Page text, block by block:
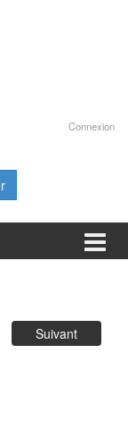
Connexion
Suivant